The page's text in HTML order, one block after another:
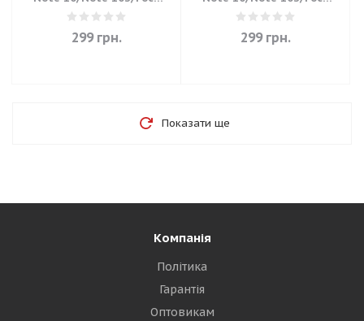
M5S (Темно-червоний)
299грн.
M5S (Темно-зелений)
299грн.
Показати ще
Компанія
Політика
Гарантія
Оптовикам